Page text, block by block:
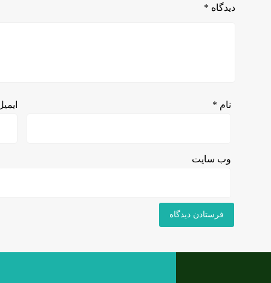
دیدگاه *
نام *
وب‌ سایت